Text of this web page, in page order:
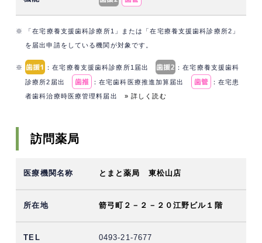
※ 「在宅療養支援歯科診療所1」または「在宅療養支援歯科診療所2」
を届出申請をしている機関が対象です。
※ ：在宅療養支援歯科診療所1届出 ：在宅療養支援歯科
診療所2届出 ：在宅歯科医療推進加算届出
：在宅患
者歯科治療時医療管理料届出 » 詳しく読む
訪問薬局
とまと薬局 東松山店
箭弓町２－２－２０江野ビル１階
0493-21-7677